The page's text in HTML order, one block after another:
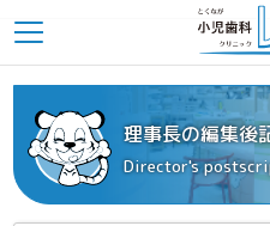
理事長の編集後
Director's